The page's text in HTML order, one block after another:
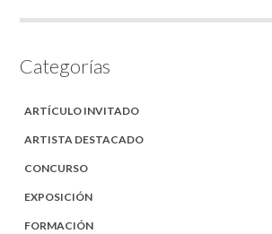
Categorías
ARTÍCULO INVITADO
ARTISTA DESTACADO
CONCURSO
EXPOSICIÓN
FORMACIÓN